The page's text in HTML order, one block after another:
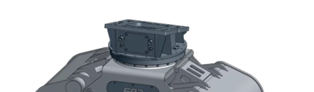
PowerscreenBerendezések
Nagy teljesítmény és megbízhatóság a legkeményebb körülmények
között is: A Powerscreen a mobil zúzó- és rostálóberendezések vezető
Tekintse meg a berendezéseket